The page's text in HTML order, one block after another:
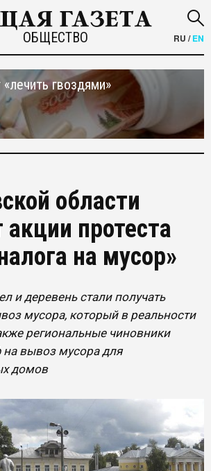
ОБЩЕСТВО RU /EN
гвоздями»
области
акции протеста
на мусор»
и деревень стали получать
мусора, который в реальности
региональные чиновники
вывоз мусора для
домов